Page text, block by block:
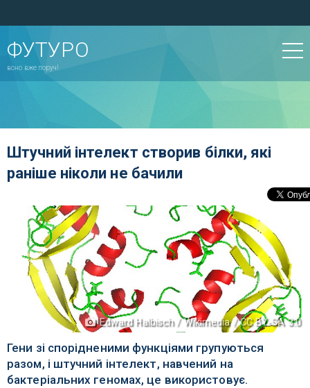
ФУТУРО
воно вже поруч!
Штучний інтелект створив білки, які
раніше ніколи не бачили
Edward Halbisch / Wikimedia / CC BY-SA 3.0
Гени зі спорідненими функціями групуються
разом, і штучний інтелект, навчений на
бактеріальних геномах, це використовує.